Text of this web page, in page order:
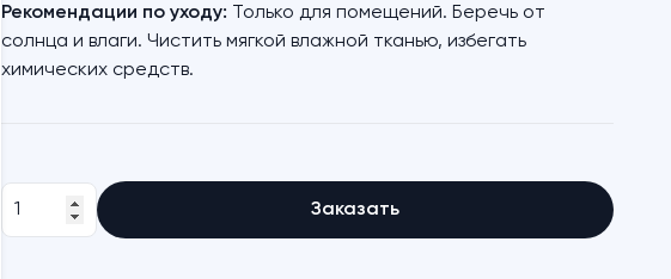
Рекомендации по уходу: Только для помещений. Беречь от
солнца и влаги. Чистить мягкой влажной тканью, избегать
химических средств.
Заказать